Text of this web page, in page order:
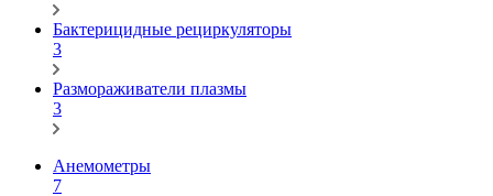
Бактерицидные рециркуляторы
3
Размораживатели плазмы
3
Анемометры
7